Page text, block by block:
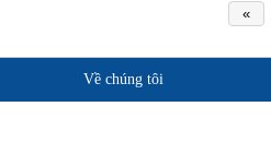
«
Về chúng tôi